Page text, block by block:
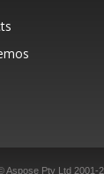
Aspose Pty Ltd 2001-